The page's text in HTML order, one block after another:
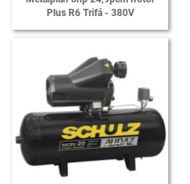
Plus R6 Trifá - 380V